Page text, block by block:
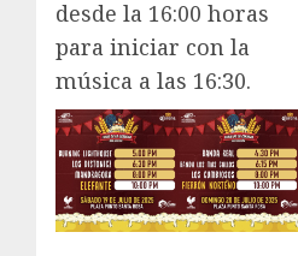
desde la 16:00 horas
para iniciar con la
música a las 16:30.